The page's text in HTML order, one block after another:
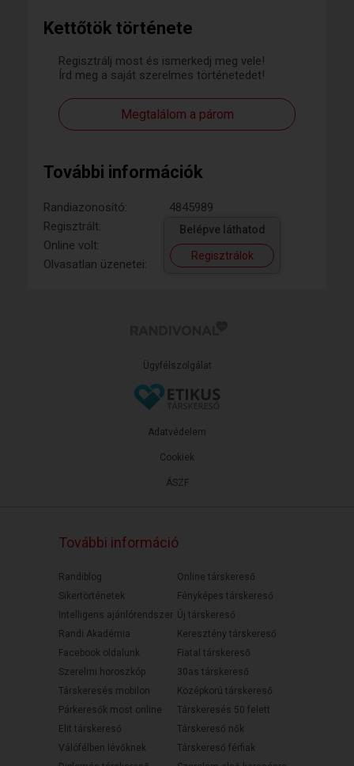
Kettőtök története
Regisztrálj most és ismerkedj meg vele!
Írd meg a saját szerelmes történetedet!
Megtalálom a párom
További információk
Randiazonosító:
4845989
Regisztrált:
Online volt:
Olvasatlan üzenetei:
Belépve láthatod
Regisztrálok
Ügyfélszolgálat
ÁSZF
Adatvédelem
Cookiek
További információ
Randiblog
Sikertörténetek
Intelligens ajánlórendszer
Randi Akadémia
Facebook oldalunk
Szerelmi horoszkóp
Társkeresés mobilon
Párkeresők most online
Elit társkereső
Válófélben lévőknek
Online társkereső
Fényképes társkereső
Új társkereső
Keresztény társkereső
Fiatal társkereső
30as társkereső
Középkorú társkereső
Társkeresés 50 felett
Társkereső nők
Társkereső férfiak